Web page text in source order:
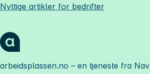
Nyttige artikler for bedrifter
arbeidsplassen.no – en tjeneste fra Nav